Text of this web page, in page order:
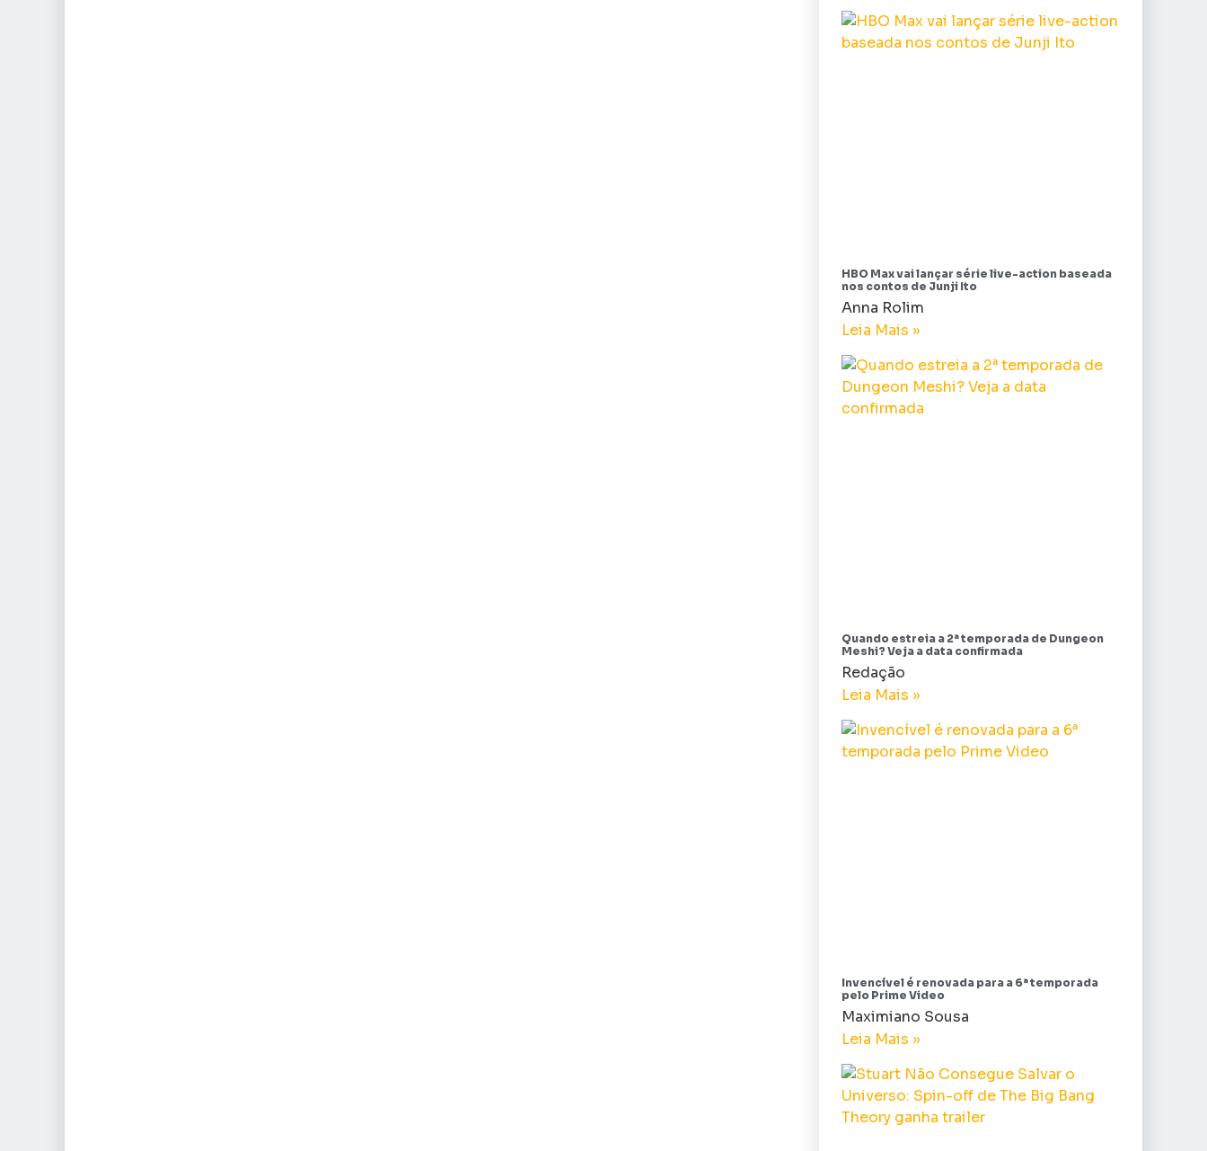
HBO Max vai lançar série live-action baseada
nos contos de Junji Ito
Anna Rolim
Leia Mais »
Quando estreia a 2ª temporada de Dungeon
Meshi? Veja a data confirmada
Redação
Leia Mais »
Invencível é renovada para a 6ª temporada
pelo Prime Video
Maximiano Sousa
Leia Mais »